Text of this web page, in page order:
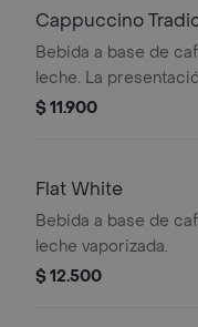
minutos de haber
Cappuccino
Bebida a base de
leche. La
puede variar
domicilio.
$ 11.900
Flat White
Bebida a base de
leche vaporizada.
$ 12.500